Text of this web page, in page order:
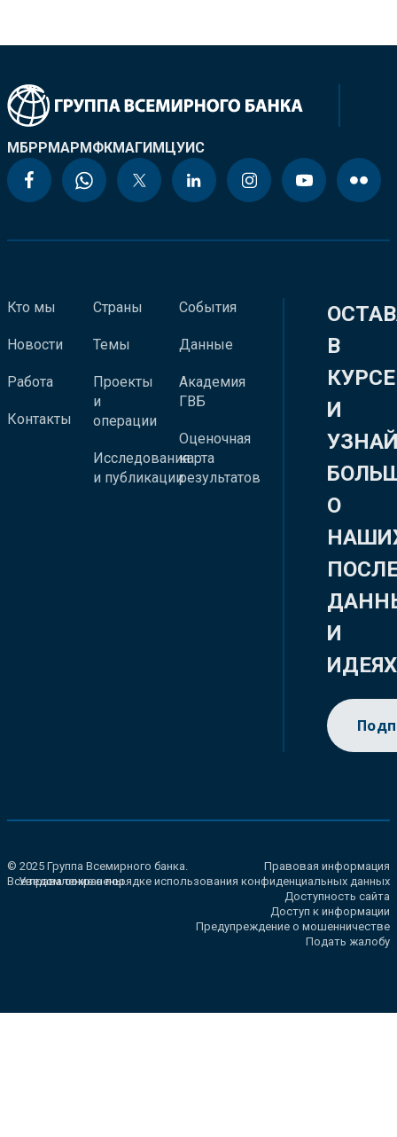
МБРРМАРМФКМАГИМЦУИС
Кто мы
Новости
Работа
Контакты
Страны
Темы
Проекты
и
операции
Исследования
и публикации
События
Данные
Академия
ГВБ
Оценочная
карта
результатов
В
КУРСЕ
И
О
И
ИДЕЯХ
© 2025 Группа Всемирного банка.
Все права сохранены.
Правовая информация
Уведомление о порядке использования конфиденциальных данных
Доступность сайта
Доступ к информации
Предупреждение о мошенничестве
Подать жалобу